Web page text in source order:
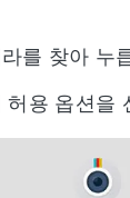
를 찾아 누
용 옵션을